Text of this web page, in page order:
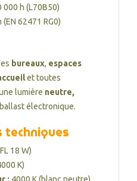
000 h (L70B50)
62471 RG0)
bureaux, espaces
et toutes
lumière neutre,
électronique.
techniques
18 W)
K)